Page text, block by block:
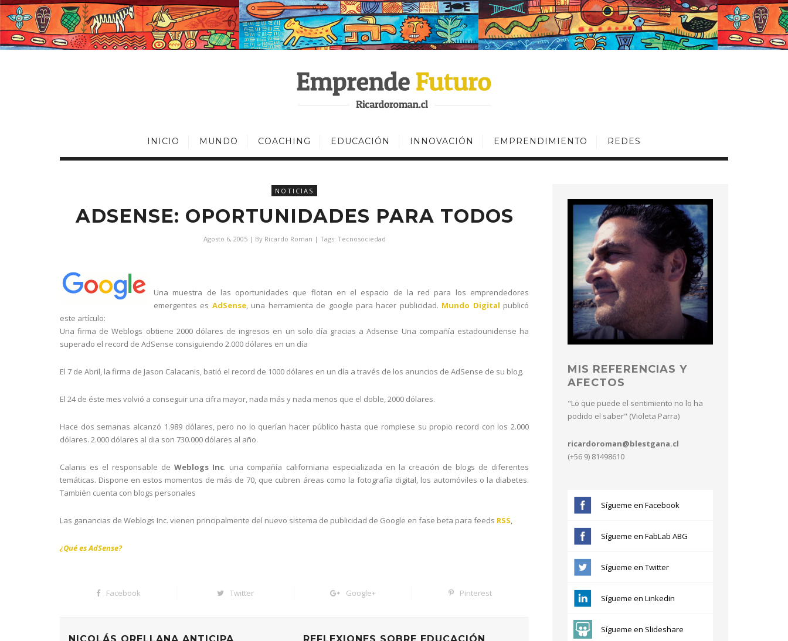
INICIO MUNDO COACHING EDUCACIÓN INNOVACIÓN EMPRENDIMIENTO REDES
NOTICIAS
ADSENSE: OPORTUNIDADES PARA TODOS
Agosto 6, 2005 | By Ricardo Roman | Tags: Tecnosociedad
Una muestra de las oportunidades que flotan en el espacio de la red para los emprendedores
emergentes es AdSense, una herramienta de google para hacer publicidad. Mundo Digital publicó
este artículo:
Una firma de Weblogs obtiene 2000 dólares de ingresos en un solo día gracias a Adsense Una compañía estadounidense ha
superado el record de AdSense consiguiendo 2.000 dólares en un día
El 7 de Abril, la firma de Jason Calacanis, batió el record de 1000 dólares en un día a través de los anuncios de AdSense de su blog.
El 24 de éste mes volvió a conseguir una cifra mayor, nada más y nada menos que el doble, 2000 dólares.
Hace dos semanas alcanzó 1.989 dólares, pero no lo querían hacer público hasta que rompiese su propio record con los 2.000
dólares. 2.000 dólares al dia son 730.000 dólares al año.
Calanis es el responsable deWeblogs Inc. una compañía californiana especializada en la creación de blogs de diferentes
temáticas. Dispone en estos momentos de más de 70, que cubren áreas como la fotografía digital, los automóviles o la diabetes.
También cuenta con blogs personales
Las ganancias de Weblogs Inc. vienen principalmente del nuevo sistema de publicidad de Google en fase beta para feeds RSS,
¿Qué es AdSense?
Facebook Twitter Google+ Pinterest
MIS REFERENCIAS Y
AFECTOS
"Lo que puede el sentimiento no lo ha
podido el saber" (Violeta Parra)
ricardoroman@blestgana.cl
(+56 9) 81498610
Sígueme en Facebook
Sígueme en FabLab ABG
Sígueme en Twitter
Sígueme en Linkedin
Sígueme en Slideshare